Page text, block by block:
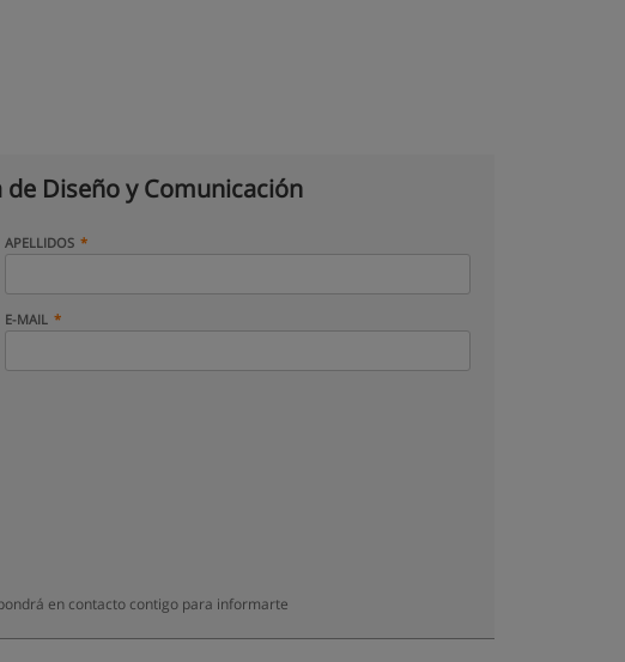
de Diseño y Comunicación
APELLIDOS
E-MAIL
en contacto contigo para informarte